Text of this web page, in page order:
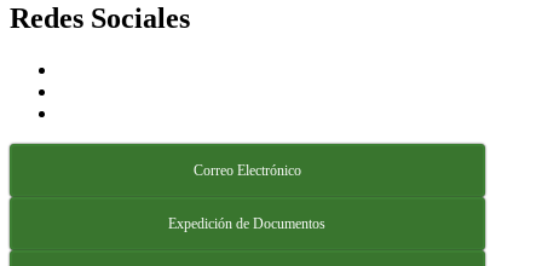
Redes Sociales
Correo Electrónico
Expedición de Documentos